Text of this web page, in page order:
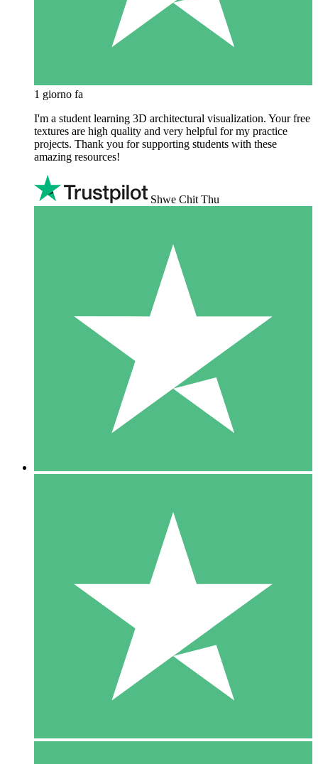
1 giorno fa
I'm a student learning 3D architectural visualization. Your free
textures are high quality and very helpful for my practice
projects. Thank you for supporting students with these
amazing resources!
Shwe Chit Thu